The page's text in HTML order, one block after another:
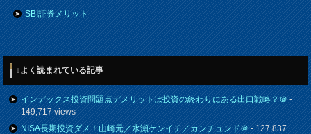
SBI証券メリット
↓よく読まれている記事
インデックス投資問題点デメリットは投資の終わりにある出口戦略？＠-
149,717 views
NISA長期投資ダメ！山崎元／水瀬ケンイチ／カンチュンド＠- 127,837